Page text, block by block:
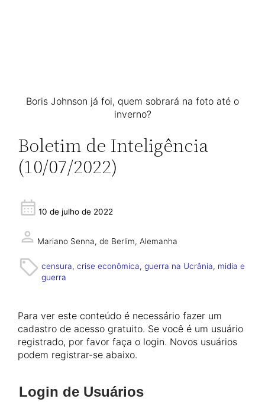
Boris Johnson já foi, quem sobrará na foto até o
inverno?
Boletim de Inteligência
(10/07/2022)
10 de julho de 2022
Mariano Senna, de Berlim, Alemanha
censura, crise econômica, guerra na Ucrânia, midia e
guerra
Para ver este conteúdo é necessário fazer um
cadastro de acesso gratuito. Se você é um usuário
registrado, por favor faça o login. Novos usuários
podem registrar-se abaixo.
Login de Usuários